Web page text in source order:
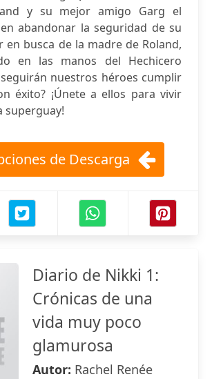
y su mejor amigo Garg el
abandonar la seguridad de su
en busca de la madre de Roland,
en las manos del Hechicero
nuestros héroes cumplir
éxito? ¡Únete a ellos para vivir
superguay!
de Descarga
Diario de Nikki 1:
Crónicas de una
vida muy poco
glamurosa
Autor: Rachel Renée